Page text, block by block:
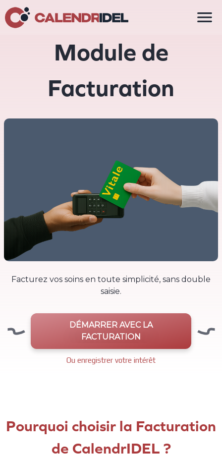
Module de
Facturation
Facturez vos soins en toute simplicité, sans double
saisie.
DÉMARRER AVEC LA
FACTURATION
Ou enregistrer votre intérêt
Pourquoi choisir la Facturation
de CalendrIDEL ?
